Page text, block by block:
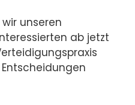
unseren
ab jetzt